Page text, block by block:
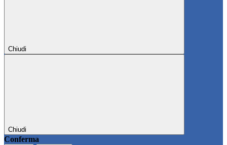
Chiudi
Chiudi
Conferma